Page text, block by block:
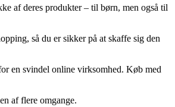
af deres produkter – til børn, men også til
så du er sikker på at skaffe sig den
en svindel online virksomhed. Køb med
af flere omgange.